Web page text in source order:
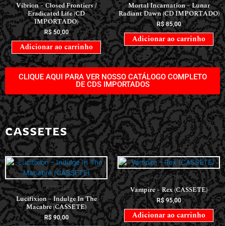
Vibrion – Closed Frontiers /
Eradicated Life (CD
IMPORTADO)
R$50,00
Adicionar ao carrinho
Mortal Incarnation – Lunar
Radiant Dawn (CD IMPORTADO)
R$85,00
Adicionar ao carrinho
CLIQUE AQUI PARA VER NOSSO CATÁLOGO COMPLETO
DE CDS IMPORTADOS
CASSETES
CASSETES
Lucifixion – Indulge In The
Macabre (CASSETE)
R$90,00
CASSETES
Vampire – Rex (CASSETE)
R$95,00
Adicionar ao carrinho